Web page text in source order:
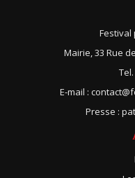
Festival
Mairie, 33 Rue
E-mail :
Presse :